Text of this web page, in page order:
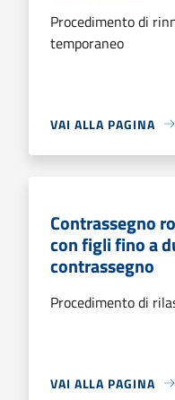
Procedimento di
temporaneo
VAI ALLA PAGINA
Contrassegno
con figli fino a
contrassegno
Procedimento di
VAI ALLA PAGINA